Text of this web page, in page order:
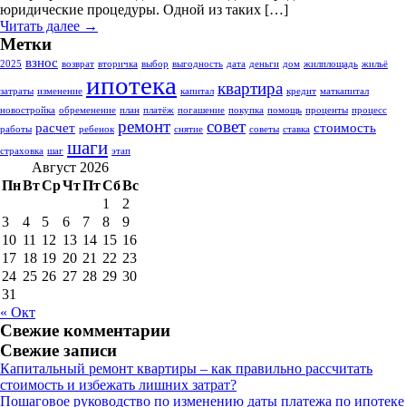
юридические процедуры. Одной из таких […]
Читать далее →
Метки
2025 взнос возврат вторичка выбор выгодность дата деньги дом жилплощадь жильё
затраты изменение ипотека капитал квартира кредит маткапитал
новостройка обременение план платёж погашение покупка помощь проценты процесс
работы расчет ребенок ремонт снятие совет советы ставка стоимость
страховка шаг шаги этап
Август 2026
ПнВтСрЧтПтСбВс
1
2
3
4 5 6 7 8
9
10 11 12 13 14 15 16
17 18 19 20 21 22 23
24 25 26 27 28 29 30
31
« Окт
Свежие комментарии
Свежие записи
Капитальный ремонт квартиры – как правильно рассчитать
стоимость и избежать лишних затрат?
Пошаговое руководство по изменению даты платежа по ипотеке